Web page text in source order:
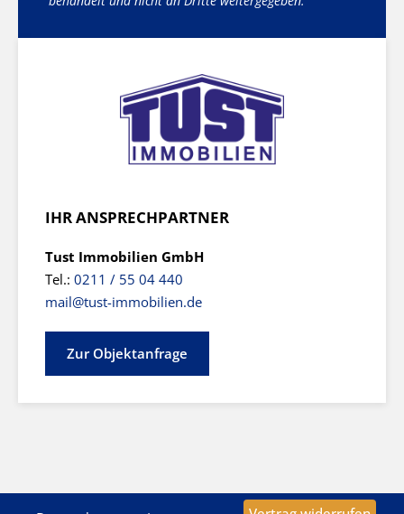
IHR ANSPRECHPARTNER
Tust Immobilien GmbH
Tel.: 0211 / 55 04 440
mail@tust-immobilien.de
Zur Objektanfrage